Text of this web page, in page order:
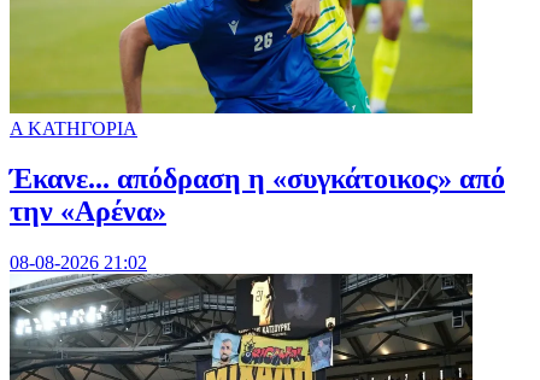
Α ΚΑΤΗΓΟΡΙΑ
Έκανε... απόδραση η «συγκάτοικος» από
την «Αρένα»
08-08-2026 21:02